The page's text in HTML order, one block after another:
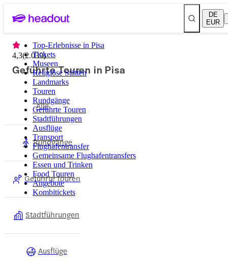
DE
EUR
Top-Erlebnisse in Pisa
Tickets
Museen
Religiöse Stätten
Landmarks
Touren
Rundgänge
Geführte Touren
Stadtführungen
Ausflüge
Transport
Flughafentransfer
Gemeinsame Flughafentransfers
Essen und Trinken
Food Touren
Angebote
Kombitickets
4,3(2.039)
Geführte Touren in Pisa
Alle
Rundgänge
Geführte Touren
Stadtführungen
Ausflüge